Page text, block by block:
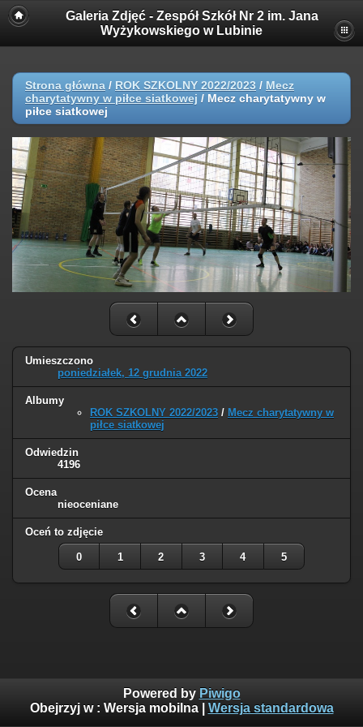
Galeria Zdjęć - Zespół Szkół Nr 2 im. Jana
Wyżykowskiego w Lubinie
Strona główna / ROK SZKOLNY 2022/2023 / Mecz
charytatywny w piłce siatkowej / Mecz charytatywny w
piłce siatkowej
Umieszczono
poniedziałek, 12 grudnia 2022
Albumy
ROK SZKOLNY 2022/2023 / Mecz charytatywny w
piłce siatkowej
Odwiedzin
4196
Ocena
nieoceniane
Oceń to zdjęcie
0 1 2 3 4 5
Powered by Piwigo
Obejrzyj w : Wersja mobilna| Wersja standardowa